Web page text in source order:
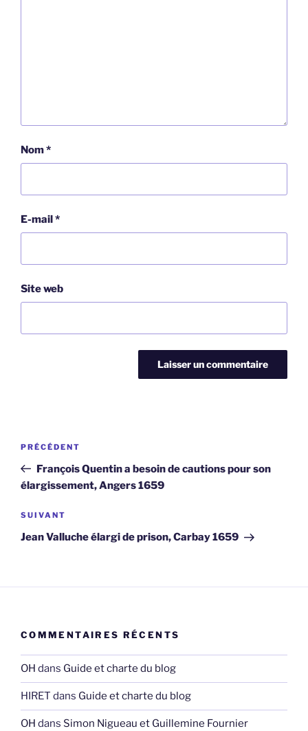
Nom*
E-mail*
Site web
Navigation
l’article
Article
précédent
PRÉCÉDENT
François Quentin a besoin de cautions pour son
élargissement, Angers 1659
Article
suivant
SUIVANT
Jean Valluche élargi de prison, Carbay 1659
COMMENTAIRES RÉCENTS
OH dans Guide et charte du blog
HIRET dans Guide et charte du blog
OH dans Simon Nigueau et Guillemine Fournier